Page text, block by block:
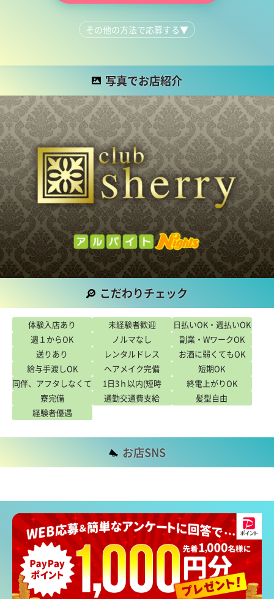
その他の方法で応募する▼
写真でお店紹介
こだわりチェック
こだわり
体験入店あり 未経験者歓迎
日払いOK・週払いOK
週１からOK
ノルマなし
副業・WワークOK
送りあり
レンタルドレス
お酒に弱くてもOK
給与手渡しOK
ヘアメイク完備
短期OK
同伴、アフタしなくて
もOK
1日3ｈ以内(短時
間)OK
終電上がりOK
寮完備
通勤交通費支給
髪型自由
経験者優遇
お店SNS